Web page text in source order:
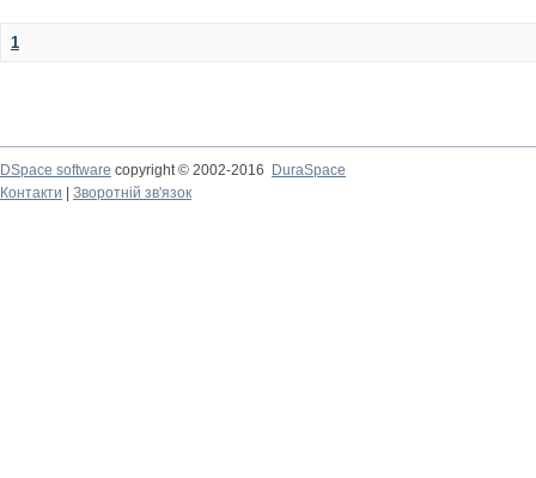
1
DSpace software copyright © 2002-2016
DuraSpace
Контакти
Зворотній зв'язок